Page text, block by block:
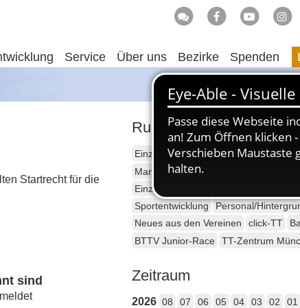
Service Über uns Bezirke Spenden
Startrecht für die
sind
Rubriken
Einzelsport Erwachsene
Mannschaftssport Erwachsene
Einzelsport Jugend
Sportentwicklung
Personal/
Neues aus den Vereinen
click-TT
BTTV Junior-Race
TT-Zentrum
Zeitraum
2026 08 07 06 05 04 03 02 01